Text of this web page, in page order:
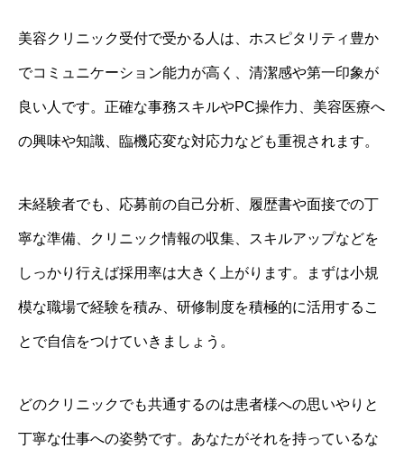
美容クリニック受付で受かる人は、ホスピタリティ豊か
でコミュニケーション能力が高く、清潔感や第一印象が
良い人です。正確な事務スキルやPC操作力、美容医療へ
の興味や知識、臨機応変な対応力なども重視されます。
未経験者でも、応募前の自己分析、履歴書や面接での丁
寧な準備、クリニック情報の収集、スキルアップなどを
しっかり行えば採用率は大きく上がります。まずは小規
模な職場で経験を積み、研修制度を積極的に活用するこ
とで自信をつけていきましょう。
どのクリニックでも共通するのは患者様への思いやりと
丁寧な仕事への姿勢です。あなたがそれを持っているな